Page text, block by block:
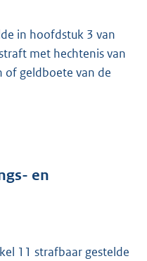
in hoofdstuk 3 van
met hechtenis van
of geldboete van de
en
11 strafbaar gestelde